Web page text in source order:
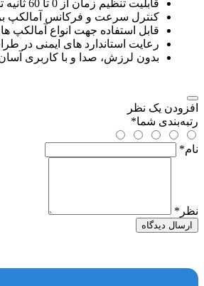
قابلیت تنظیم زمان از 0 تا 60 ثانیه توسط دیسک زمان سنج
کنترل سرعت و فرکانس آمالکپ
قابل استفاده جهت انواع آمالکپ های 1 الی 3
رعایت استاندارد های ایمنی در
بدون لرزش، صدا و با کاربری
افزودن یک نظر
رتبه‌بندی شما*
نام*
نظر *
ارسال دیدگاه